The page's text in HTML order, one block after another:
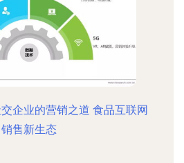
企业的营销之道 食品互联网
销售新生态